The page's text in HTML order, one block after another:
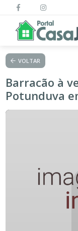
VOLTAR
Barracão à
Potunduva